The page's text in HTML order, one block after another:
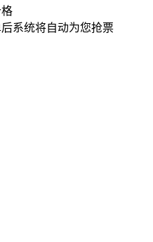
系统将自动为您抢票